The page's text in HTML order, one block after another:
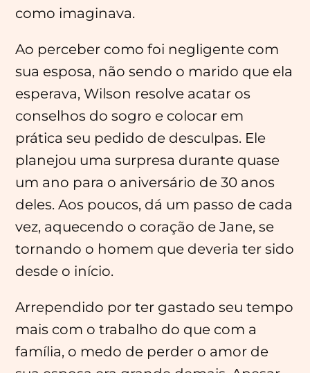
como imaginava.
Ao perceber como foi negligente com
sua esposa, não sendo o marido que ela
esperava, Wilson resolve acatar os
conselhos do sogro e colocar em
prática seu pedido de desculpas. Ele
planejou uma surpresa durante quase
um ano para o aniversário de 30 anos
deles. Aos poucos, dá um passo de cada
vez, aquecendo o coração de Jane, se
tornando o homem que deveria ter sido
desde o início.
Arrependido por ter gastado seu tempo
mais com o trabalho do que com a
família, o medo de perder o amor de